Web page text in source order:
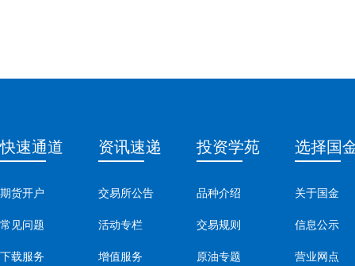
快速通道
期货开户
常见问题
下载服务
资讯速递
交易所公告
活动专栏
增值服务
投资学苑
品种介绍
交易规则
原油专题
选择国
关于国金
信息公示
营业网点